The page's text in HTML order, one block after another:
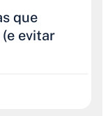
que
evitar